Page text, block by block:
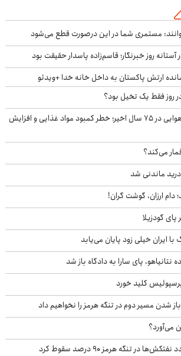
مستمری شما در این درصورت قطع می‌شود
آستانه روز خبرنگار؛ قاسم‌زاده پاسدار حقیقت بود
ارتش پاکستان به داخل خانه خدا +ویدئو
قوی‌ترین الگوی آب و هوایی در ۷۵ سال اخیر؛ خطر کمبود مواد غذایی و افزایش
می‌کند؟
ماندنی شد
ارزان، گوشت گران!
گودزیلا
ایران خیلی زود پایان می‌یابد
نتانیاهو، پای سارا به دادگاه باز شد
کلید خورد
شدن مسیر دوم در تنگه هرمز را نخواهیم داد
می‌آورد؟
در تنگه هرمز ۹۰ درصد سقوط کرد